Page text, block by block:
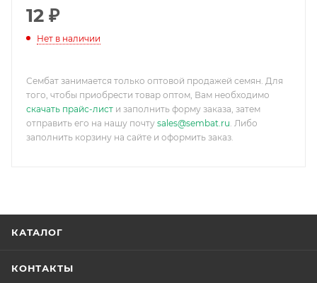
12 ₽
Нет в наличии
Сембат занимается только оптовой продажей семян. Для
того, чтобы приобрести товар оптом, Вам необходимо
скачать прайс-лист и заполнить форму заказа, затем
отправить его на нашу почту sales@sembat.ru. Либо
заполнить корзину на сайте и оформить заказ.
КАТАЛОГ
КОНТАКТЫ